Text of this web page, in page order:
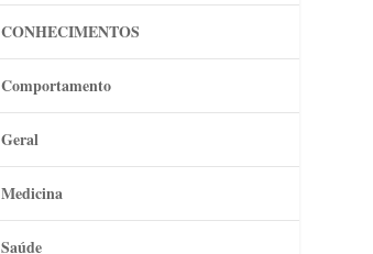
CONHECIMENTOS
Comportamento
Geral
Medicina
Saúde